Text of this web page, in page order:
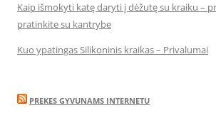
Kaip išmokyti katę daryti į dėžutę su kraiku –
pratinkite su kantrybe
Kuo ypatingas Silikoninis kraikas – Privalumai
PREKES GYVUNAMS INTERNETU